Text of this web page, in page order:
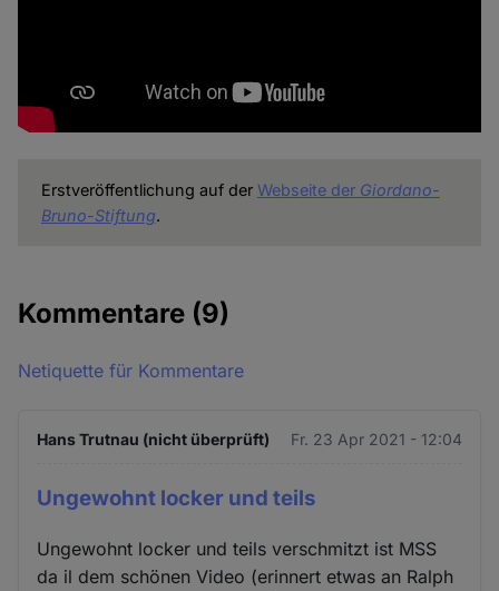
Erstveröffentlichung auf der Webseite der Giordano-
Bruno-Stiftung.
Kommentare (9)
Netiquette für Kommentare
Hans Trutnau (nicht überprüft) Fr. 23 Apr 2021 - 12:04
Ungewohnt locker und teils
Ungewohnt locker und teils verschmitzt ist MSS
da il dem schönen Video (erinnert etwas an Ralph